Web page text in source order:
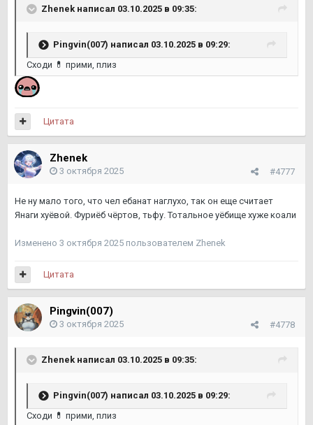
Zhenek написал 03.10.2025 в 09:35:
Pingvin(007) написал 03.10.2025 в 09:29:
Сходи 💊 прими, плиз
Цитата
Zhenek
#4777
3 октября 2025
Не ну мало того, что чел ебанат наглухо, так он еще считает
Янаги хуёвой. Фуриёб чёртов, тьфу. Тотальное уёбище хуже коали
Изменено 3 октября 2025 пользователем Zhenek
Цитата
Pingvin(007)
#4778
3 октября 2025
Zhenek написал 03.10.2025 в 09:35:
Pingvin(007) написал 03.10.2025 в 09:29:
Сходи 💊 прими, плиз